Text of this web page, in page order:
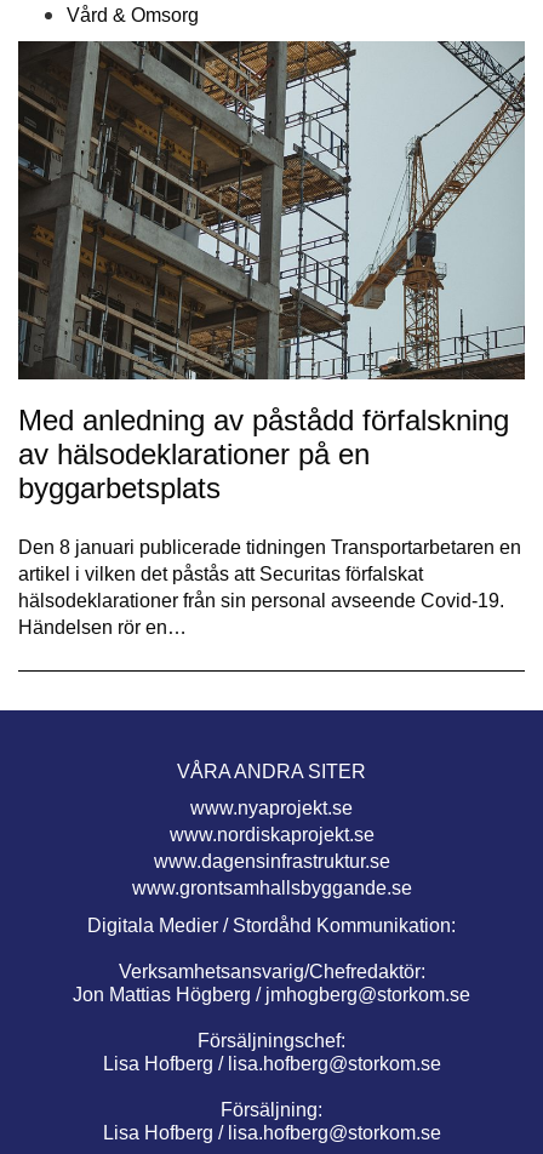
Vård & Omsorg
Med anledning av påstådd förfalskning
av hälsodeklarationer på en
byggarbetsplats
Den 8 januari publicerade tidningen Transportarbetaren en
artikel i vilken det påstås att Securitas förfalskat
hälsodeklarationer från sin personal avseende Covid-19.
Händelsen rör en…
VÅRA ANDRA SITER
www.nyaprojekt.se
www.nordiskaprojekt.se
www.dagensinfrastruktur.se
www.grontsamhallsbyggande.se
Digitala Medier / Stordåhd Kommunikation:
Verksamhetsansvarig/Chefredaktör:
Jon Mattias Högberg / jmhogberg@storkom.se
Försäljningschef:
Lisa Hofberg / lisa.hofberg@storkom.se
Försäljning:
Lisa Hofberg / lisa.hofberg@storkom.se